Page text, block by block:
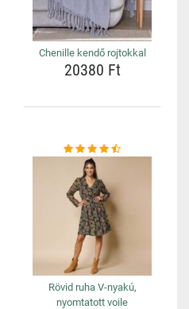
Chenille kendő rojtokkal
20380 Ft
Rövid ruha V-nyakú,
nyomtatott voile